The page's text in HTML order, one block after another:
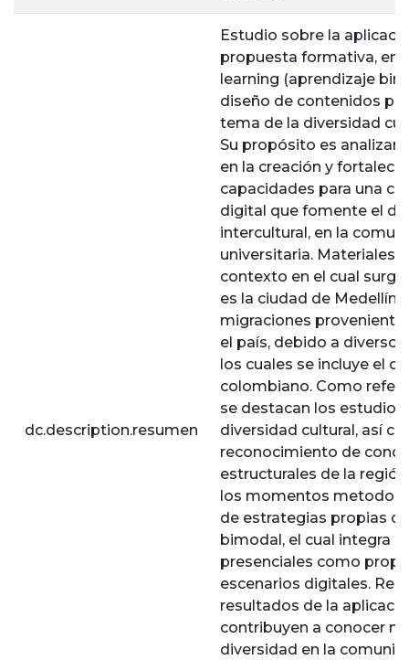
dc.description.resumen
Estudio sobre la
propuesta formativa, en
learning (aprendizaje
diseño de contenidos
tema de la diversidad
Su propósito es analizar
en la creación y
capacidades para una
digital que fomente el
intercultural, en la
universitaria. Materiales
contexto en el cual
es la ciudad de Medellín,
migraciones
el país, debido a
los cuales se incluye el
colombiano. Como
se destacan los estudios
diversidad cultural, así
reconocimiento de
estructurales de la
los momentos
de estrategias propias
bimodal, el cual integra
presenciales como
escenarios digitales.
resultados de la
contribuyen a conocer
diversidad en la